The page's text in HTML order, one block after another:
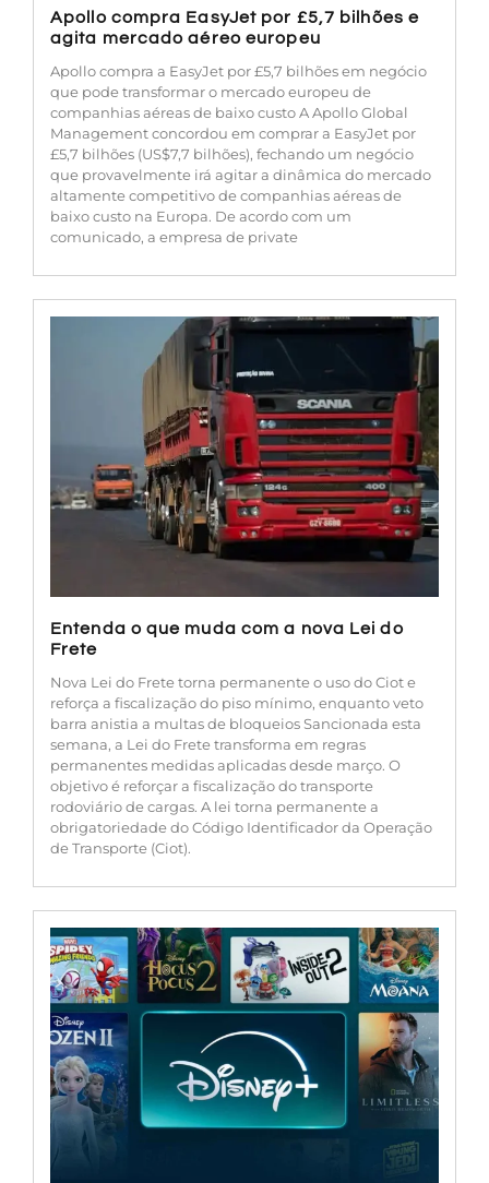
Apollo compra EasyJet por £5,7 bilhões e
agita mercado aéreo europeu
Apollo compra a EasyJet por £5,7 bilhões em negócio
que pode transformar o mercado europeu de
companhias aéreas de baixo custo A Apollo Global
Management concordou em comprar a EasyJet por
£5,7 bilhões (US$7,7 bilhões), fechando um negócio
que provavelmente irá agitar a dinâmica do mercado
altamente competitivo de companhias aéreas de
baixo custo na Europa. De acordo com um
comunicado, a empresa de private
Entenda o que muda com a nova Lei do
Frete
Nova Lei do Frete torna permanente o uso do Ciot e
reforça a fiscalização do piso mínimo, enquanto veto
barra anistia a multas de bloqueios Sancionada esta
semana, a Lei do Frete transforma em regras
permanentes medidas aplicadas desde março. O
objetivo é reforçar a fiscalização do transporte
rodoviário de cargas. A lei torna permanente a
obrigatoriedade do Código Identificador da Operação
de Transporte (Ciot).